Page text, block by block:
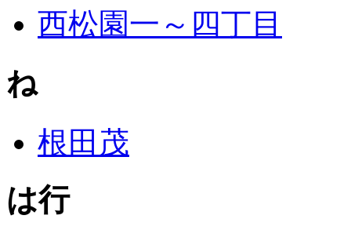
西松園一～四丁目
ね
根田茂
は行